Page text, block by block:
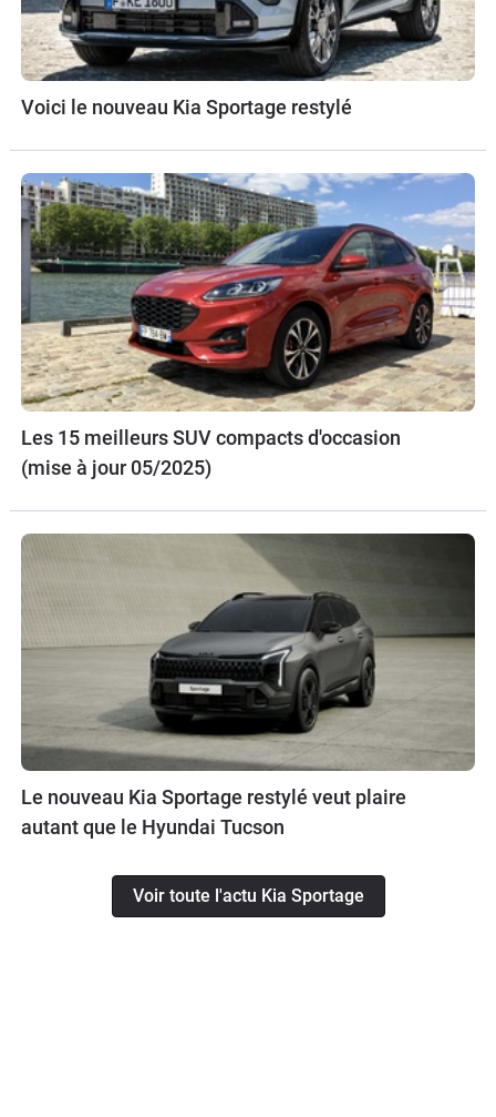
Voici le nouveau Kia Sportage restylé
Les 15 meilleurs SUV compacts d'occasion
(mise à jour 05/2025)
Le nouveau Kia Sportage restylé veut plaire
autant que le Hyundai Tucson
Voir toute l'actu Kia Sportage